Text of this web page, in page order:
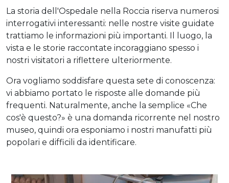
La storia dell'Ospedale nella Roccia riserva numerosi
interrogativi interessanti: nelle nostre visite guidate
trattiamo le informazioni più importanti. Il luogo, la
vista e le storie raccontate incoraggiano spesso i
nostri visitatori a riflettere ulteriormente.
Ora vogliamo soddisfare questa sete di conoscenza:
vi abbiamo portato le risposte alle domande più
frequenti. Naturalmente, anche la semplice «Che
cos'è questo?» è una domanda ricorrente nel nostro
museo, quindi ora esponiamo i nostri manufatti più
popolari e difficili da identificare.